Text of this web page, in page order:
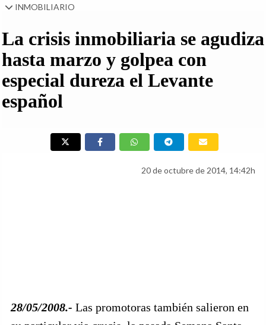
INMOBILIARIO
La crisis inmobiliaria se agudiza
hasta marzo y golpea con
especial dureza el Levante
español
20 de octubre de 2014, 14:42h
28/05/2008.- Las promotoras también salieron en